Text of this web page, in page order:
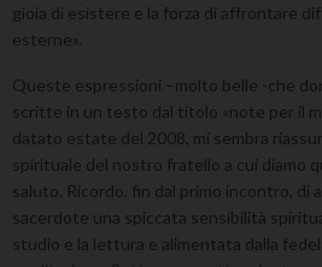
gioia di esistere e la forza di affrontare
esterne».
Queste espressioni –molto belle -che
scritte in un testo dal titolo «note per il
datato estate del 2008, mi sembra
spirituale del nostro fratello a cui diamo
saluto. Ricordo, fin dal primo incontro, di
sacerdote una spiccata sensibilità
studio e la lettura e alimentata dalla